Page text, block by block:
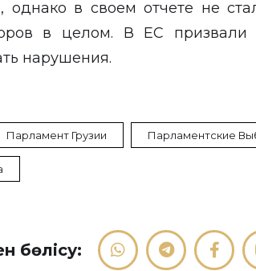
однако в своем отчете не
в целом. В ЕС призвали
нарушения.
Парламент Грузии Парламентские
бөлісу: